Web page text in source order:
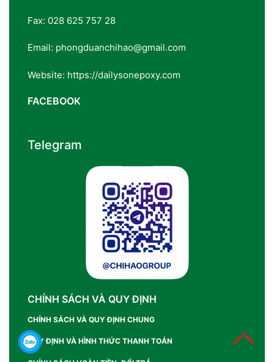
Fax: 028 625 757 28
Email: phongduanchihao@gmail.com
Website: https://dailysonepoxy.com
FACEBOOK
Telegram
CHÍNH SÁCH VÀ QUY ĐỊNH
CHÍNH SÁCH VÀ QUY ĐỊNH CHUNG
QUY ĐỊNH VÀ HÌNH THỨC THANH TOÁN